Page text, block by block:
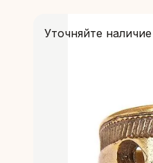
Уточняйте наличие